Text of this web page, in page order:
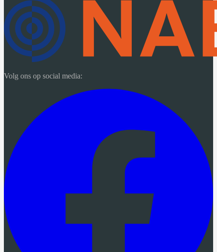
Volg ons op social media: